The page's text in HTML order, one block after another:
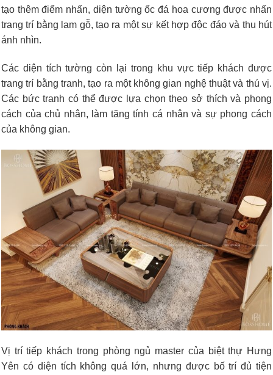
tạo thêm điểm nhấn, diện tường ốc đá hoa cương được nhấn
trang trí bằng lam gỗ, tạo ra một sự kết hợp độc đáo và thu hút
ánh nhìn.
Các diện tích tường còn lại trong khu vực tiếp khách được
trang trí bằng tranh, tạo ra một không gian nghệ thuật và thú vị.
Các bức tranh có thể được lựa chọn theo sở thích và phong
cách của chủ nhân, làm tăng tính cá nhân và sự phong cách
của không gian.
Vị trí tiếp khách trong phòng ngủ master của biệt thự Hưng
Yên có diện tích không quá lớn, nhưng được bố trí đủ tiện